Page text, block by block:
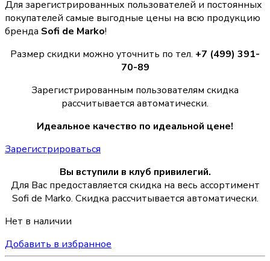
Для зарегистрированных пользователей и постоянных
покупателей самые выгодные цены на всю продукцию
бренда Sofi de Marko!
Размер скидки можно уточнить по тел. +7 (499) 391-
70-89
Зарегистрированным пользователям скидка
рассчитывается автоматически.
Идеальное качество по идеальной цене!
Зарегистрироваться
Вы вступили в клуб привилегий.
Для Вас предоставляется скидка на весь ассортимент
Sofi de Marko. Скидка рассчитывается автоматически.
Нет в наличии
Добавить в избранное